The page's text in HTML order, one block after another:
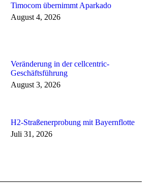
Timocom übernimmt Aparkado
August 4, 2026
Veränderung in der cellcentric-
Geschäftsführung
August 3, 2026
H2-Straßenerprobung mit Bayernflotte
Juli 31, 2026